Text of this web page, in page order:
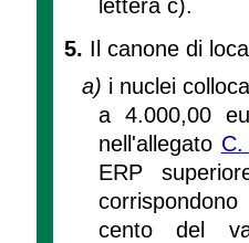
lettera c).
5. Il canone di
a) i nuclei
a 4.000,00
nell'allegato
ERP
cento del